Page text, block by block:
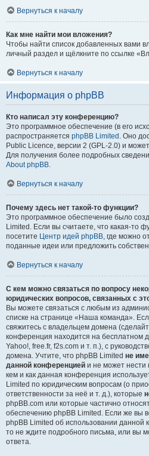
Вернуться к началу
Как мне найти мои вложения?
Чтобы найти список добавленных вами
личный раздел и щёлкните по ссылке
Вернуться к началу
Информация о phpBB
Кто написал эту конференцию?
Это программное обеспечение (в его
распространяется phpBB Limited . Оно
Public Licence, версии 2 (GPL-2.0) и
Для получения более подробных
About phpBB.
Вернуться к началу
Почему здесь нет такой-то функции?
Это программное обеспечение было
Limited. Если вы считаете, что какая-то
посетите Центр идей phpBB, где можно
поданные идеи или предложить
Вернуться к началу
С кем можно связаться по вопросу
юридических вопросов, связанных с
Вы можете связаться с любым из
списке на странице «Наша команда».
свяжитесь с владельцем домена
конференция находится на бесплатном
Yahoo!, free.fr, f2s.com и т. п.), с
домена. Учтите, что phpBB Limited не
данной конференцией и не может нести
кем и как данная конференция
Limited по юридическим вопросам (о
ответственности за неё и т. д.), которые
phpBB.com или которые частично
обеспечению phpBB Limited. Если же вы
phpBB Limited об использовании данной
то не ждите подробного письма, или вы
ответа.